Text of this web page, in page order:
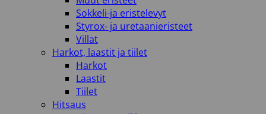
Sokkeli-ja eristelevyt
Styrox- ja uretaanieristeet
Villat
Harkot, laastit ja tiilet
Harkot
Laastit
Tiilet
Hitsaus